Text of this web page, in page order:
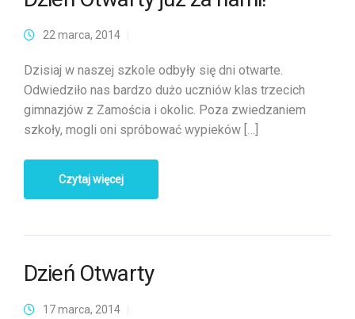
22 marca, 2014
Dzisiaj w naszej szkole odbyły się dni otwarte.
Odwiedziło nas bardzo dużo uczniów klas trzecich
gimnazjów z Zamościa i okolic. Poza zwiedzaniem
szkoły, mogli oni spróbować wypieków […]
Czytaj więcej
Dzień Otwarty
17 marca, 2014